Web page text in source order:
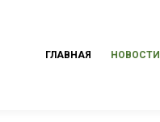
ГЛАВНАЯ НОВОСТИ